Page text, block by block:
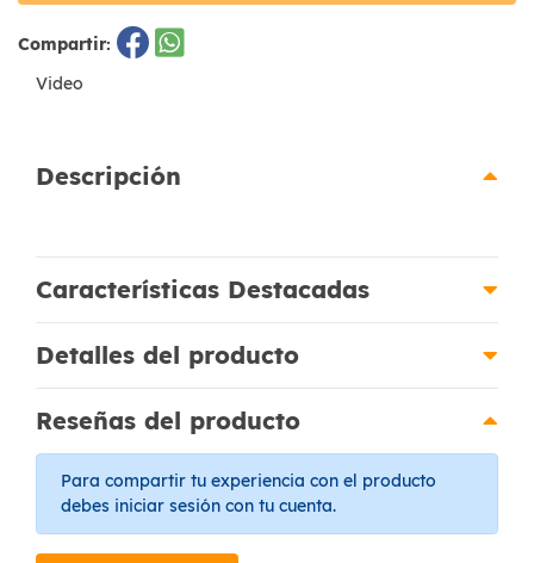
Compartir:
Video
Descripción
Características Destacadas
Detalles del producto
Reseñas del producto
Para compartir tu experiencia con el producto
debes iniciar sesión con tu cuenta.